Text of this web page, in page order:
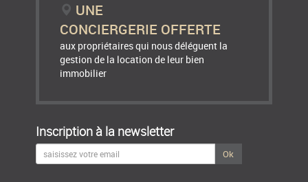
UNE
CONCIERGERIE OFFERTE
aux propriétaires qui nous déléguent la
gestion de la location de leur bien
immobilier
Inscription à la newsletter
Ok